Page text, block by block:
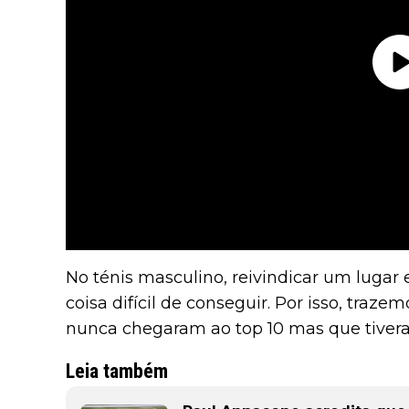
No ténis masculino, reivindicar um lugar
coisa difícil de conseguir. Por isso,
nunca chegaram ao top 10 mas que
Leia também